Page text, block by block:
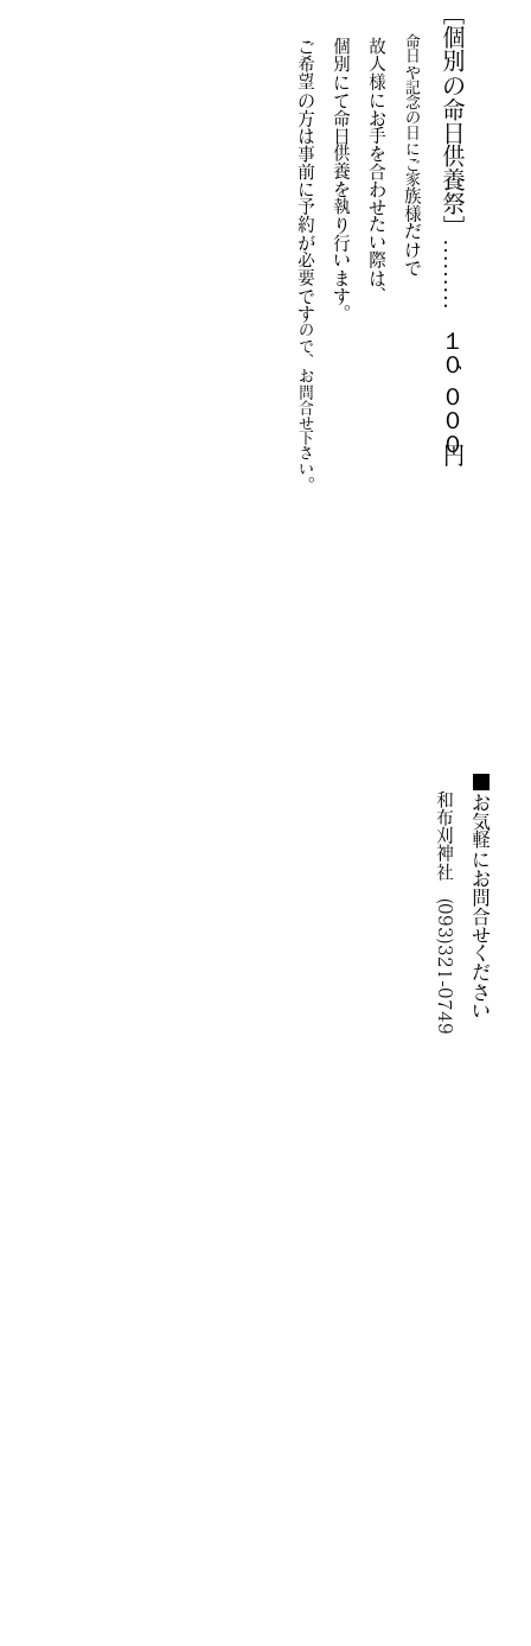
［個別の命日供養
祭］………
１０´０００円
命日や記念の日にご家
族様だけで
故人様にお手を合わせたい際は、
個別にて命日供養を執り行います。
ご希望の方は事前に予約が必要です
​ので、お問合せ下さい
。
■お気軽にお問合せください
和布刈神社 (093)321-
07
4
9